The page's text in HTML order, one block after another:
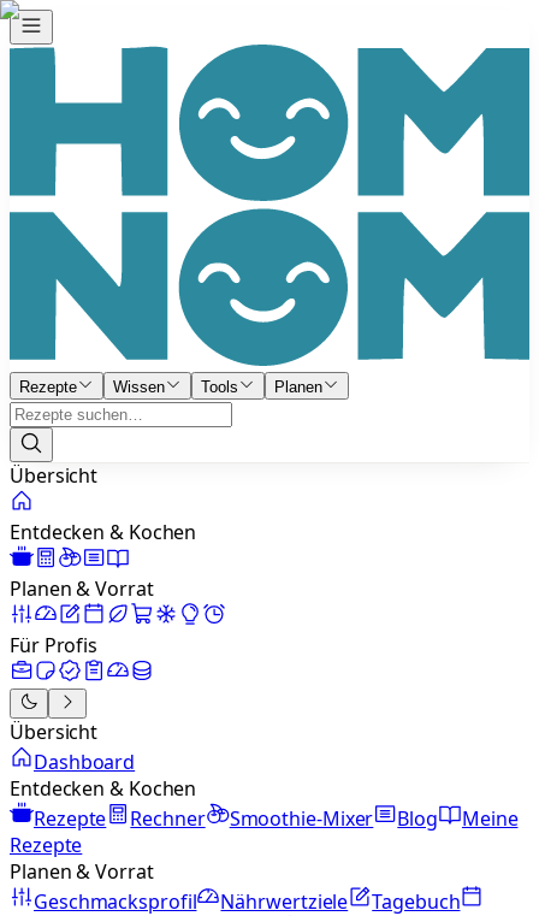
Rezepte Wissen Tools Planen
Übersicht
Entdecken & Kochen
Planen & Vorrat
Für Profis
Übersicht
Dashboard
Entdecken & Kochen
Rezepte
Rechner Smoothie-Mixer Blog
Meine
Rezepte
Planen & Vorrat
Geschmacksprofil
Nährwertziele
Tagebuch